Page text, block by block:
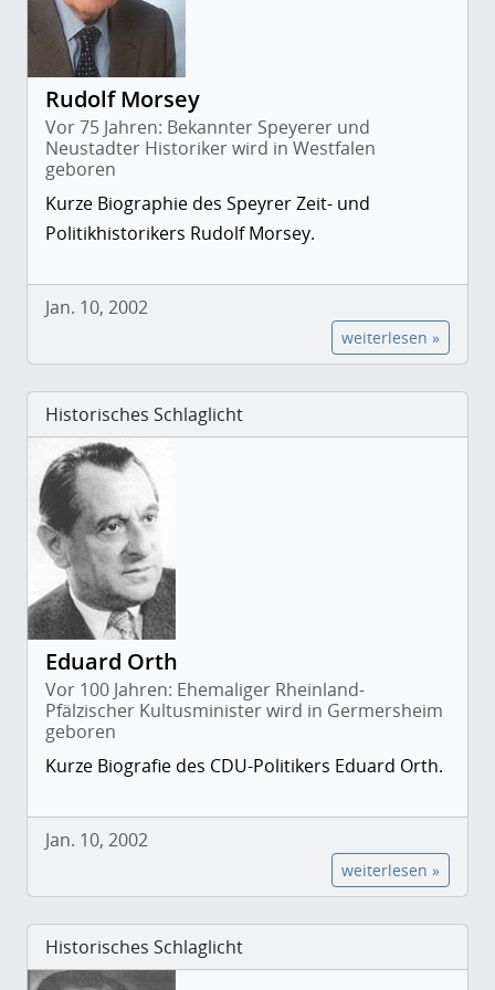
Rudolf Morsey
Vor 75 Jahren: Bekannter Speyerer und
Neustadter Historiker wird in Westfalen
geboren
Kurze Biographie des Speyrer Zeit- und
Politikhistorikers Rudolf Morsey.
Jan. 10, 2002
weiterlesen »
Historisches Schlaglicht
Eduard Orth
Vor 100 Jahren: Ehemaliger Rheinland-
Pfälzischer Kultusminister wird in Germersheim
geboren
Kurze Biografie des CDU-Politikers Eduard Orth.
Jan. 10, 2002
weiterlesen »
Historisches Schlaglicht